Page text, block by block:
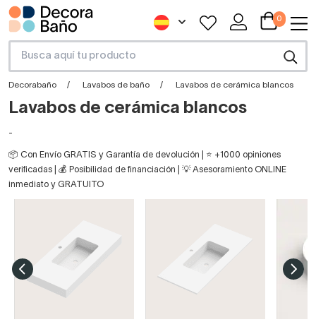
0
Decorabaño Lavabos de baño Lavabos de cerámica blancos
Lavabos de cerámica blancos
-
📦 Con Envío GRATIS y Garantía de devolución | ⭐ +1000 opiniones
verificadas | 💰 Posibilidad de financiación | 💡 Asesoramiento ONLINE
inmediato y GRATUITO